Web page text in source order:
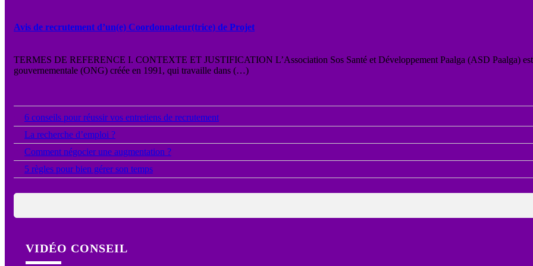
Avis de recrutement d’un(e) Coordonnateur(trice) de Projet
TERMES DE REFERENCE I. CONTEXTE ET JUSTIFICATION L’Association Sos Santé et Développement Paalga (ASD Paalga)
gouvernementale (ONG) créée en 1991, qui travaille dans (…)
6 conseils pour réussir vos entretiens de recrutement
La recherche d’emploi ?
Comment négocier une augmentation ?
5 règles pour bien gérer son temps
VIDÉO CONSEIL